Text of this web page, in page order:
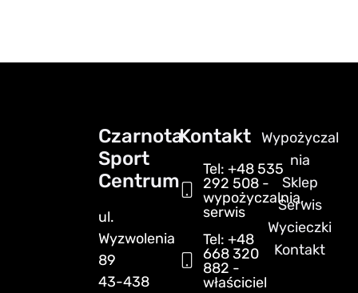
Czarnota
Sport
Centrum
ul.
Wyzwolenia
89
43-438
Kontakt
Tel: +48 535
292 508 -
wypożyczalnia,
serwis
Tel: +48
668 320
882 -
właściciel
Wypożyczal
nia
Sklep
Serwis
Wycieczki
Kontakt